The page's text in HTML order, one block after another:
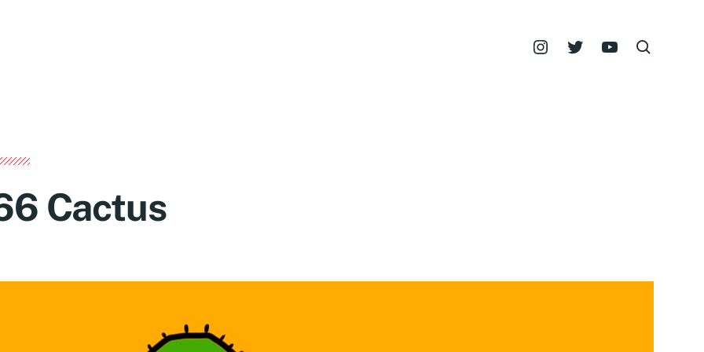
Cactus